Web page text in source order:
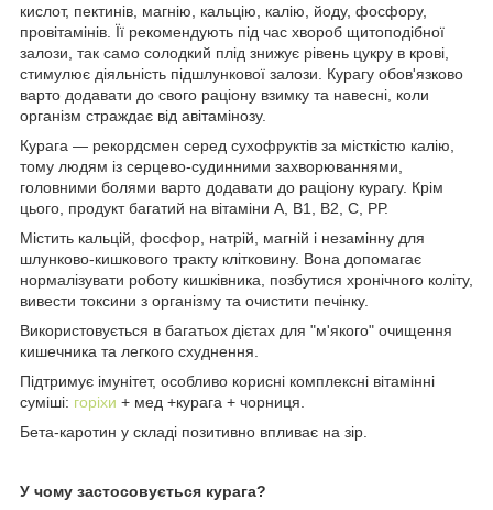
кислот, пектинів, магнію, кальцію, калію, йоду, фосфору,
провітамінів. Її рекомендують під час хвороб щитоподібної
залози, так само солодкий плід знижує рівень цукру в крові,
стимулює діяльність підшлункової залози. Курагу обов'язково
варто додавати до свого раціону взимку та навесні, коли
організм страждає від авітамінозу.
Курага — рекордсмен серед сухофруктів за місткістю калію,
тому людям із серцево-судинними захворюваннями,
головними болями варто додавати до раціону курагу. Крім
цього, продукт багатий на вітаміни А, В1, В2, С, РР.
Містить кальцій, фосфор, натрій, магній і незамінну для
шлунково-кишкового тракту клітковину. Вона допомагає
нормалізувати роботу кишківника, позбутися хронічного коліту,
вивести токсини з організму та очистити печінку.
Використовується в багатьох дієтах для "м'якого" очищення
кишечника та легкого схуднення.
Підтримує імунітет, особливо корисні комплексні вітамінні
суміші: горіхи + мед +курага + чорниця.
Бета-каротин у складі позитивно впливає на зір.
У чому застосовується курага?